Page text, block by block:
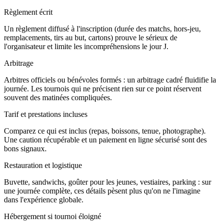
Règlement écrit
Un règlement diffusé à l'inscription (durée des matchs, hors-jeu,
remplacements, tirs au but, cartons) prouve le sérieux de
l'organisateur et limite les incompréhensions le jour J.
Arbitrage
Arbitres officiels ou bénévoles formés : un arbitrage cadré fluidifie la
journée. Les tournois qui ne précisent rien sur ce point réservent
souvent des matinées compliquées.
Tarif et prestations incluses
Comparez ce qui est inclus (repas, boissons, tenue, photographe).
Une caution récupérable et un paiement en ligne sécurisé sont des
bons signaux.
Restauration et logistique
Buvette, sandwichs, goûter pour les jeunes, vestiaires, parking : sur
une journée complète, ces détails pèsent plus qu'on ne l'imagine
dans l'expérience globale.
Hébergement si tournoi éloigné